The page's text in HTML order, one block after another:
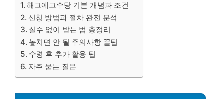
해고예고수당 기본 개념과 조건
신청 방법과 절차 완전 분석
실수 없이 받는 법 총정리
놓치면 안 될 주의사항 꿀팁
수령 후 추가 활용 팁
자주 묻는 질문